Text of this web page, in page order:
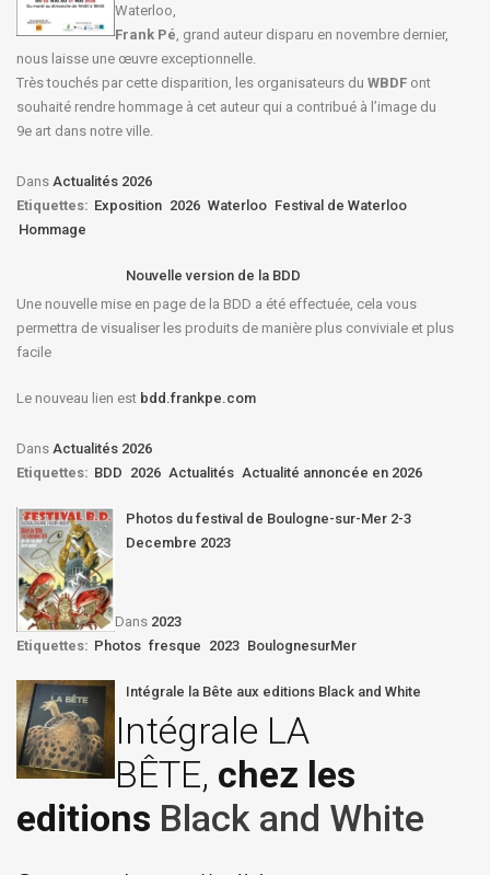
Waterloo,
Frank Pé , grand auteur disparu en novembre dernier,
nous laisse une œuvre exceptionnelle.
Très touchés par cette disparition, les organisateurs du WBDF ont
souhaité rendre hommage à cet auteur qui a contribué à l’image du
9e art dans notre ville.
Dans Actualités 2026
Etiquettes: Exposition 2026 Waterloo Festival de Waterloo
Hommage
Nouvelle version de la BDD
Une nouvelle mise en page de la BDD a été effectuée, cela vous
permettra de visualiser les produits de manière plus conviviale et plus
facile
Le nouveau lien est bdd.frankpe.com
Dans Actualités 2026
Etiquettes: BDD 2026 Actualités Actualité annoncée en 2026
Photos du festival de Boulogne-sur-Mer 2-3
Decembre 2023
Dans 2023
Etiquettes: Photos fresque 2023 BoulognesurMer
Intégrale la Bête aux editions Black and White
Intégrale LA
BÊTE, chez les
editions Black and White